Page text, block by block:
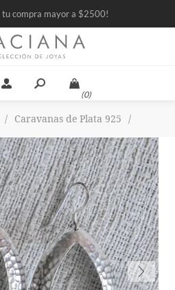
tu compra mayor a $2500!
(0)
/ Caravanas de Plata 925 /